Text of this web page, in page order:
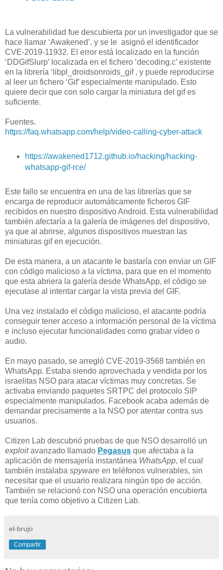
La vulnerabilidad fue descubierta por un investigador que se
hace llamar ‘Awakened’, y se le asignó el identificador
CVE-2019-11932. El error está localizado en la función
‘DDGifSlurp’ localizada en el fichero ‘decoding.c’ existente
en la librería ‘libpl_droidsonroids_gif , y puede reproducirse
al leer un fichero ‘Gif’ especialmente manipulado. Esto
quiere decir que con solo cargar la miniatura del gif es
suficiente.
Fuentes.
https://faq.whatsapp.com/help/video-calling-cyber-attack
https://awakened1712.github.io/hacking/hacking-
whatsapp-gif-rce/
Este fallo se encuentra en una de las librerías que se
encarga de reproducir automáticamente ficheros GIF
recibidos en nuestro dispositivo Android. Esta vulnerabilidad
también afectaría a la galería de imágenes del dispositivo,
ya que al abrirse, algunos dispositivos muestran las
miniaturas gif en ejecución.
De esta manera, a un atacante le bastaría con enviar un GIF
con código malicioso a la víctima, para que en el momento
que esta abriera la galería desde WhatsApp, el código se
ejecutase al intentar cargar la vista previa del GIF.
Una vez instalado el código malicioso, el atacante podría
conseguir tener acceso a información personal de la víctima
e incluso ejecutar funcionalidades como grabar vídeo o
audio.
En mayo pasado, se arregló CVE-2019-3568 también en
WhatsApp. Estaba siendo aprovechada y vendida por los
israelitas NSO para atacar víctimas muy concretas. Se
activaba enviando paquetes SRTPC del protocolo SIP
especialmente manipulados. Facebook acaba además de
demandar precisamente a la NSO por atentar contra sus
usuarios.
Citizen Lab descubrió pruebas de que NSO desarrolló un
exploitavanzado llamado Pegasus que afectaba a la
aplicación de mensajería instantánea WhatsApp, el cual
también instalaba spyware en teléfonos vulnerables, sin
necesitar que el usuario realizara ningún tipo de acción.
También se relacionó con NSO una operación encubierta
que tenía como objetivo a Citizen Lab.
el-brujo
Compartir